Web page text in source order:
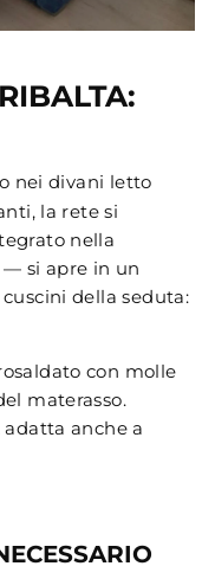
nei divani letto
la rete si
nella
si apre in un
della seduta:
con molle
materasso.
adatta anche a